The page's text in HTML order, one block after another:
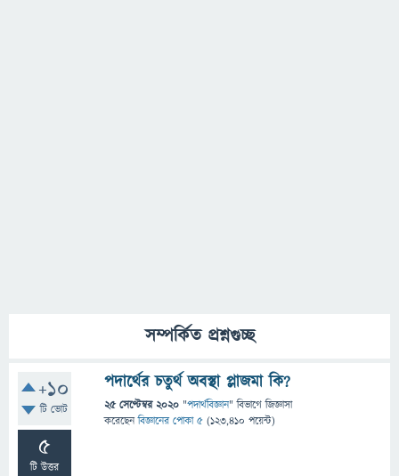
সম্পর্কিত প্রশ্নগুচ্ছ
+10
টি ভোট
5
টি উত্তর
পদার্থের চতুর্থ অবস্থা প্লাজমা কি?
25 সেপ্টেম্বর 2020 "পদার্থবিজ্ঞান" বিভাগে জিজ্ঞাসা
করেছেনবিজ্ঞানের পোকা ৫ (123,410 পয়েন্ট)